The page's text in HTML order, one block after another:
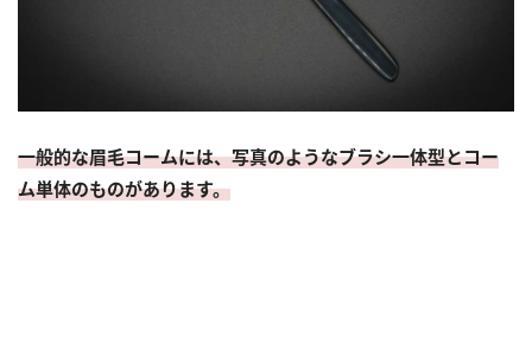
一般的な眉毛コームには、写真のようなブラシ一体型とコー
ム単体のものがあります。